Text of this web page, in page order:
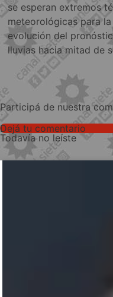
se esperan extremos
meteorológicas para
evolución del
lluvias hacia mitad de
Participá de nuestra
Dejá tu comentario
Todavía no leíste